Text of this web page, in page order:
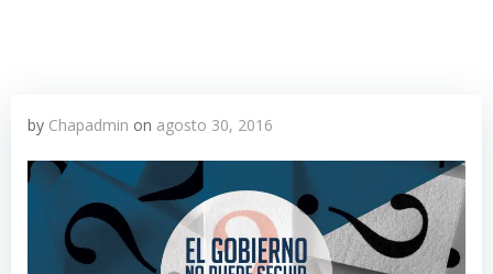
by Chapadmin on agosto 30, 2016